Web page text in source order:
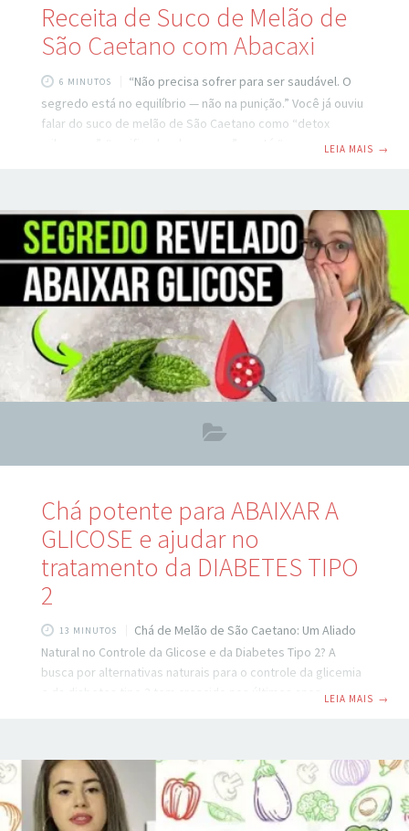
Receita de Suco de Melão de
São Caetano com Abacaxi
6 MINUTOS
“Não precisa sofrer para ser saudável. O
segredo está no equilíbrio — não na punição.” Você já ouviu
falar do suco de melão de São Caetano como “detox
milagroso”, “purificador de sangue” ou até “cura natural
https://amzn.to/4nIqdAZ Mas será que dá para aproveitar
os benefícios reais dessa hortaliça — sem passar mal com
LEIA MAIS →
Chá potente para ABAIXAR A
GLICOSE e ajudar no
tratamento da DIABETES TIPO
2
13 MINUTOS
Chá de Melão de São Caetano: Um Aliado
Natural no Controle da Glicose e da Diabetes Tipo 2? A
busca por alternativas naturais para o controle da glicemia
e da diabetes tipo 2 tem crescido nos últimos anos —
Nesse contexto, o chá de melão de São Caetano (ou bitter
melon, Momordica charantia) desponta como uma das
plantas medicinais mais estudadas e promissoras. Comprar
LEIA MAIS →